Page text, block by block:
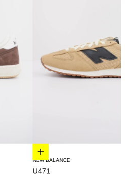
Elige opciones
NEW BALANCE
U471